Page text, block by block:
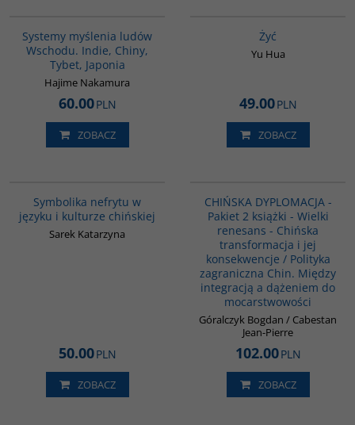
Systemy myślenia ludów
Wschodu. Indie, Chiny,
Tybet, Japonia
Hajime Nakamura
60.00PLN
ZOBACZ
Żyć
Yu Hua
49.00PLN
ZOBACZ
Symbolika nefrytu w
języku i kulturze chińskiej
Sarek Katarzyna
50.00PLN
ZOBACZ
CHIŃSKA DYPLOMACJA -
Pakiet 2 książki - Wielki
renesans - Chińska
transformacja i jej
konsekwencje / Polityka
zagraniczna Chin. Między
integracją a dążeniem do
mocarstwowości
Góralczyk Bogdan / Cabestan
Jean-Pierre
102.00PLN
ZOBACZ